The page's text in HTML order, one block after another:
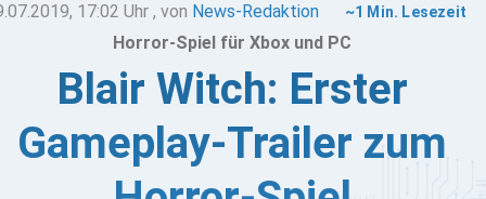
17:02 Uhr , von News-Redaktion ~1 Min. Lesezeit
Horror-Spiel für Xbox und PC
Blair Witch: Erster
Gameplay-Trailer zum